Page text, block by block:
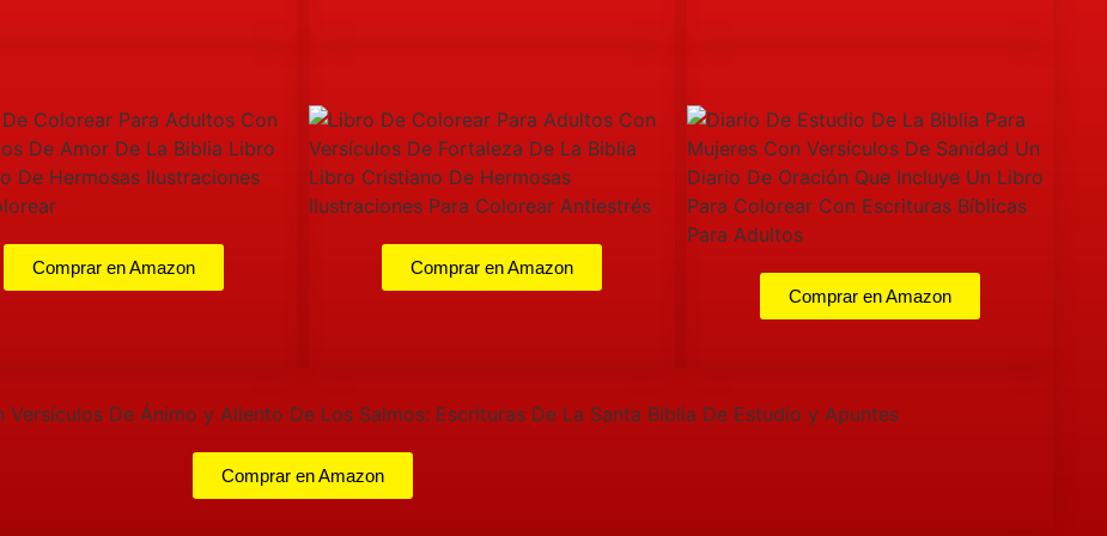
Comprar en Amazon
Comprar en Amazon
Comprar en Amazon
Comprar en Amazon